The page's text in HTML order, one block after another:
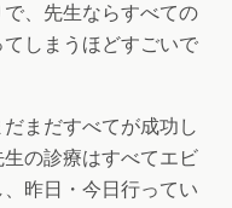
、先生ならすべての
しまうほどすごいで
まだすべてが成功し
の診療はすべてエビ
昨日・今日行ってい